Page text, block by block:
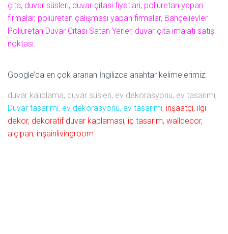
çıta, duvar süsleri, duvar çitasi fiyatlari, poliüretan yapan
firmalar, poliüretan çalışması yapan firmalar, Bahçelievler
Poliüretan Duvar Çıtası Satan Yerler, duvar çıta imalatı satış
noktası.
Google’da en çok aranan İngilizce anahtar kelimelerimiz:
duvar kalıplama, duvar süsleri, ev dekorasyonu, ev tasarımı,
Duvar tasarımı, ev dekorasyonu, ev tasarımı, inşaatçı, ilgi
dekor, dekoratif duvar kaplaması, iç tasarım, walldecor,
alçıpan, inşainlivingroom